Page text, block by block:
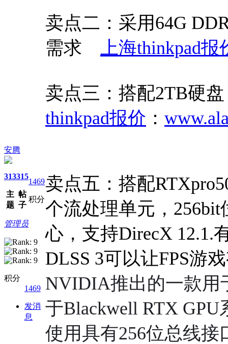
安腾
313
主
题
315
帖
子
1469
积分
管理员
积分
1469
发消
息
卖点二：采用64G
需求
上海thinkpad报
卖点三：搭配2TB硬
thinkpad报价 ：
卖点五：搭配
个流处理单元，
心，支持DirecX 12.1.
DLSS 3可以让FPS游
NVIDIA推出的一款用
于Blackwell RTX
使用具有256位总线接